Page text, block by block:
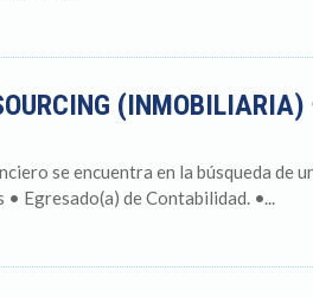
(INMOBILIARIA)
se encuentra en la búsqueda de
Egresado(a) de Contabilidad. •...